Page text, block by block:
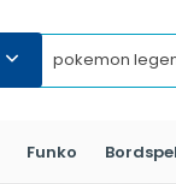
Funko